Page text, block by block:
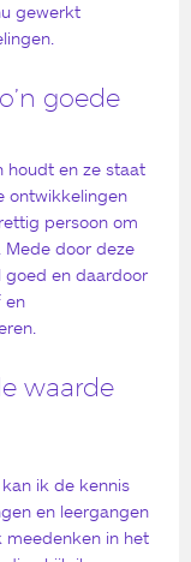
gewerkt
goede
houdt en ze staat
ontwikkelingen
persoon om
Mede door deze
goed en daardoor
en
waarde
ik de kennis
en leergangen
meedenken in het